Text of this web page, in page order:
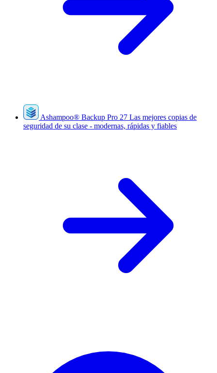
Ashampoo® Backup Pro 27 Las mejores copias de
seguridad de su clase - modernas, rápidas y fiables